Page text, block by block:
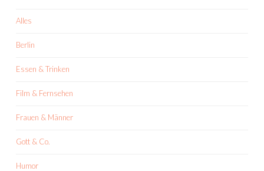
Alles
Berlin
Essen & Trinken
Film & Fernsehen
Frauen & Männer
Gott & Co.
Humor